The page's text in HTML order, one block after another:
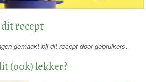
recept
gemaakt bij dit recept door gebruikers.
(ook) lekker?